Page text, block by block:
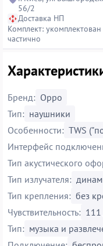
56/2
Доставка НП
Комплект: укомплектован
частично
Бренд: Oppo
Тип: наушники
Особенности: TWS
Интерфейс
Тип акустического
Тип излучателя:
Тип крепления: без
Чувствительность:
Тип: музыка и